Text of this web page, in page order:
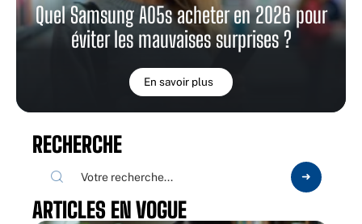
Quel Samsung A05s acheter en 2026 pour
éviter les mauvaises surprises ?
En savoir plus
RECHERCHE
ARTICLES EN VOGUE